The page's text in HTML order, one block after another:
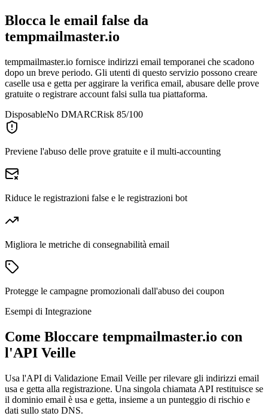
Blocca le email false da
tempmailmaster.io
tempmailmaster.io fornisce indirizzi email temporanei che scadono
dopo un breve periodo. Gli utenti di questo servizio possono creare
caselle usa e getta per aggirare la verifica email, abusare delle prove
gratuite o registrare account falsi sulla tua piattaforma.
DisposableNo DMARCRisk 85/100
Previene l'abuso delle prove gratuite e il multi-accounting
Riduce le registrazioni false e le registrazioni bot
Migliora le metriche di consegnabilità email
Protegge le campagne promozionali dall'abuso dei coupon
Esempi di Integrazione
Come Bloccare tempmailmaster.io con
l'API Veille
Usa l'API di Validazione Email Veille per rilevare gli indirizzi email
usa e getta alla registrazione. Una singola chiamata API restituisce se
il dominio email è usa e getta, insieme a un punteggio di rischio e
dati sullo stato DNS.